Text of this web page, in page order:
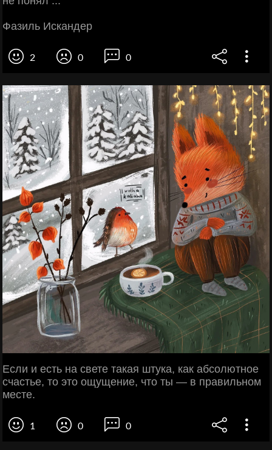
Фазиль Искандер
2 0 0
Если и есть на свете такая штука, как абсолютное
счастье, то это ощущение, что ты — в правильном
месте.
1 0 0